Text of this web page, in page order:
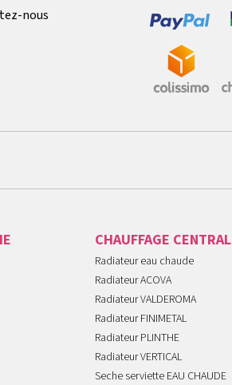
nous
CHAUFFAGE CENTRAL
Radiateur eau chaude
Radiateur ACOVA
Radiateur VALDEROMA
Radiateur FINIMETAL
Radiateur PLINTHE
Radiateur VERTICAL
Seche serviette EAU CHAUDE